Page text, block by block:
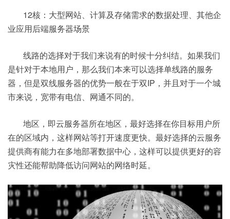
12核：大型网站、计算及存储需求的数据处理、其他企
业应用后端服务器场景
线路的选择对于我们来说有的时候十分纠结。如果我们
是针对于本地用户，那么我们本来可以选择单线路的服务
器，但是双线服务器的优势一般在于双IP，并且对于一个城
市来说，宽带有电信、网通不同的。
地区，即云服务器所在地区，最好选择在你目标用户所
在的区域内，这样网站等打开速度更快。最好选择的云服务
提供商有能力在多地部署数据中心，这样可以提供更好的容
灾性还能帮助降低访问网站的网络时延。